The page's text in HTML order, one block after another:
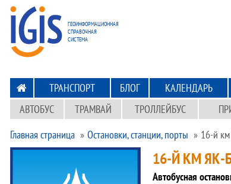
ГЕОИНФОРМАЦИОННАЯ
СПРАВОЧНАЯ
СИСТЕМА
НА ГЛАВНУЮ
ТРАНСПОРТ БЛОГ КАЛЕНДАРЬ
АВТОБУС
ТРАМВАЙ ТРОЛЛЕЙБУС
Главная страница
Остановки, станции, порты 16-й км
16-Й КМ ЯК-
Автобусная